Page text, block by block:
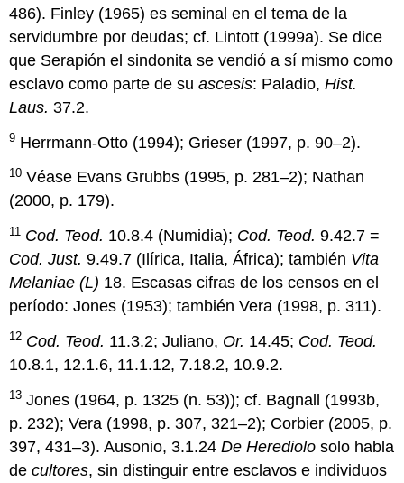
486). Finley (1965) es seminal en el tema de la
servidumbre por deudas; cf. Lintott (1999a). Se dice
que Serapión el sindonita se vendió a sí mismo como
esclavo como parte de suascesis: Paladio,Hist.
Laus.37.2.
9 Herrmann-Otto (1994); Grieser (1997, p. 90–2).
10 Véase Evans Grubbs (1995, p. 281–2); Nathan
(2000, p. 179).
11 Cod. Teod. 10.8.4 (Numidia); Cod. Teod.9.42.7 =
Cod. Just.9.49.7 (Ilírica, Italia, África); también Vita
Melaniae (L) 18. Escasas cifras de los censos en el
período: Jones (1953); también Vera (1998, p. 311).
12 Cod. Teod. 11.3.2; Juliano, Or. 14.45; Cod. Teod.
10.8.1, 12.1.6, 11.1.12, 7.18.2, 10.9.2.
13 Jones (1964, p. 1325 (n. 53)); cf. Bagnall (1993b,
p. 232); Vera (1998, p. 307, 321–2); Corbier (2005, p.
397, 431–3). Ausonio, 3.1.24De Herediolosolo habla
decultores, sin distinguir entre esclavos e individuos